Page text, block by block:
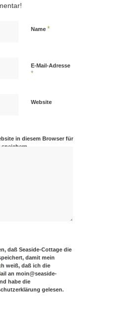
Name *
E-Mail-Adresse
*
Website
in diesem Browser für
daß Seaside-Cottage die
damit mein
weiß, daß ich die
an moin@seaside-
habe die
gelesen.